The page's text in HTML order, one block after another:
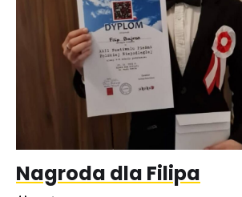
Nagroda dla Filipa